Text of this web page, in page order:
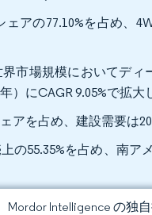
アの77.10%を占め、
市場規模においてデ
）にCAGR 9.05%で拡大
アを占め、建設需要は
の55.35%を占め、南ア
Intelligence の独